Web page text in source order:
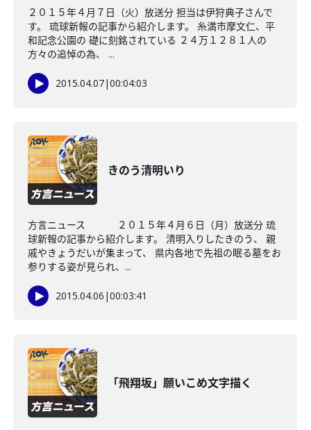
２０１５年４月７日（火）放送分 担当は伊狩典子さんで
す。 琉球新報の記事から紹介します。 糸満市摩文仁、平
和記念公園の 礎に刻銘されている ２４万１２８１人の
方々の追悼の為、 ...
2015.04.07|00:04:03
きのう清明いり
方言ニュース ２０１５年４月６日（月）放送分 琉
球新報の記事から紹介します。 清明入りしたきのう、 親
戚やきょうだいが集まって、 県内各地で先祖の眠る墓をお
参りする姿が見られ、...
2015.04.06 |00:03:41
「飛翔坂」願いこめ文字描く